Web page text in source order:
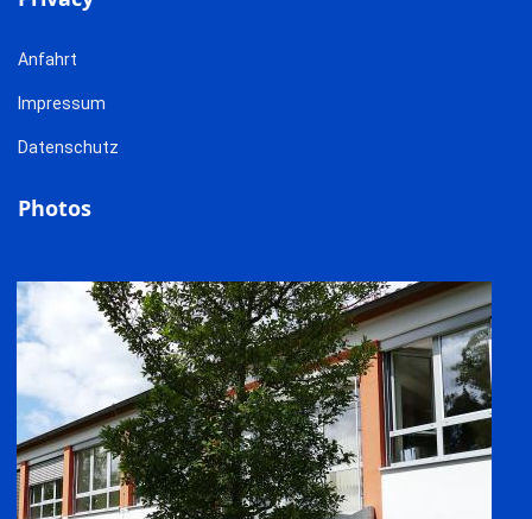
Anfahrt
Impressum
Datenschutz
Photos